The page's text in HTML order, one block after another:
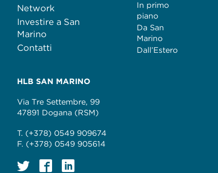
Network
Investire a San
Marino
Contatti
In primo
piano
Da San
Marino
Dall’Estero
HLB SAN MARINO
Via Tre Settembre, 99
47891 Dogana (RSM)
T. (+378) 0549 909674
F. (+378) 0549 905614